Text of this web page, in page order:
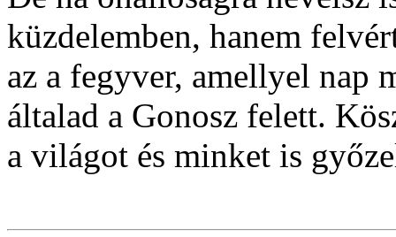
küzdelemben, hanem
az a fegyver, amellyel nap
általad a Gonosz felett.
a világot és minket is